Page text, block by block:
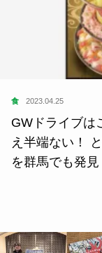
食 2023.04.25
GWドライブは
え半端ない！
を群馬でも発見